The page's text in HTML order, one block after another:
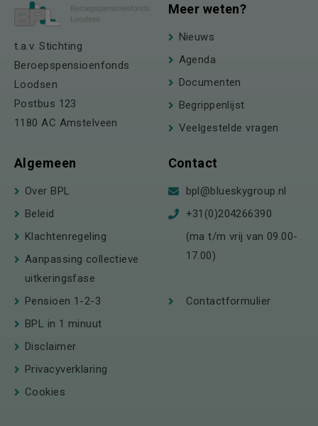
t.a.v. Stichting
Beroepspensioenfonds
Loodsen
Postbus 123
1180 AC Amstelveen
Meer weten?
Nieuws
Agenda
Documenten
Begrippenlijst
Veelgestelde vragen
Algemeen
Over BPL
Beleid
Klachtenregeling
Aanpassing collectieve
uitkeringsfase
Pensioen 1-2-3
BPL in 1 minuut
Disclaimer
Privacyverklaring
Cookies
Contact
bpl@blueskygroup.nl
+31(0)204266390
(ma t/m vrij van 09.00-
17.00)
Contactformulier